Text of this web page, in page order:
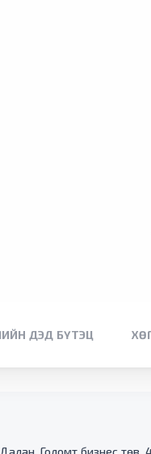
ДЭД БҮТЭЦ